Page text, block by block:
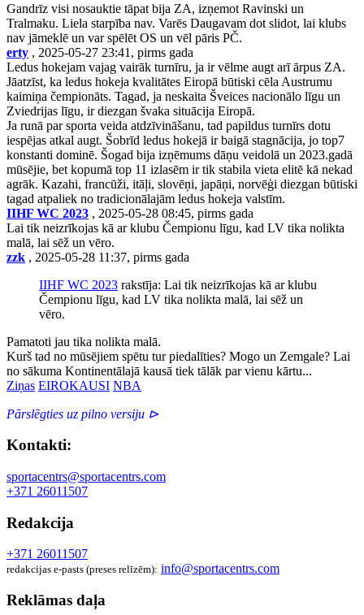
Gandrīz visi nosauktie tāpat bija ZA, izņemot Ravinski un
Tralmaku. Liela starpība nav. Varēs Daugavam dot slidot, lai klubs
nav jāmeklē un var spēlēt OS un vēl pāris PČ.
erty , 2025-05-27 23:41, pirms gada
Ledus hokejam vajag vairāk turnīru, ja ir vēlme augt arī ārpus ZA.
Jāatzīst, ka ledus hokeja kvalitātes Eiropā būtiski cēla Austrumu
kaimiņa čempionāts. Tagad, ja neskaita Šveices nacionālo līgu un
Zviedrijas līgu, ir diezgan švaka situācija Eiropā.
Ja runā par sporta veida atdzīvināšanu, tad papildus turnīrs dotu
iespējas atkal augt. Šobrīd ledus hokejā ir baigā stagnācija, jo top7
konstanti dominē. Šogad bija izņēmums dāņu veidolā un 2023.gadā
mūsējie, bet kopumā top 11 izlasēm ir tik stabila vieta elitē kā nekad
agrāk. Kazahi, francūži, itāļi, slovēņi, japāņi, norvēģi diezgan būtiski
tagad atpaliek no tradicionālajām ledus hokeja valstīm.
IIHF WC 2023 , 2025-05-28 08:45, pirms gada
Lai tik neizrīkojas kā ar klubu Čempionu līgu, kad LV tika nolikta
malā, lai sēž un vēro.
zzk , 2025-05-28 11:37, pirms gada
IIHF WC 2023 rakstīja: Lai tik neizrīkojas kā ar klubu
Čempionu līgu, kad LV tika nolikta malā, lai sēž un
vēro.
Pamatoti jau tika nolikta malā.
Kurš tad no mūsējiem spētu tur piedalīties? Mogo un Zemgale? Lai
no sākuma Kontinentālajā kausā tiek tālāk par vienu kārtu...
Ziņas EIROKAUSI NBA
Pārslēgties uz pilno versiju ⊳
Kontakti:
sportacentrs@sportacentrs.com
+371 26011507
Redakcija
+371 26011507
redakcijas e-pasts (preses relīzēm): info@sportacentrs.com
Reklāmas daļa